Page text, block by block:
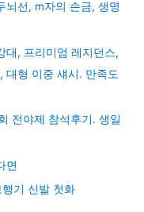
뇌선, m자의 손금, 생명
대, 프리미엄 레지던스,
대형 이중 섀시. 만족도
전야제 참석후기. 생일
면
기 신발 첫화